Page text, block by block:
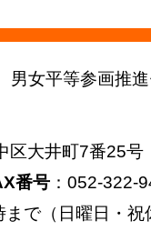
男女平等参画推
区大井町7番25号
番号 ：052-322-
まで（日曜日・